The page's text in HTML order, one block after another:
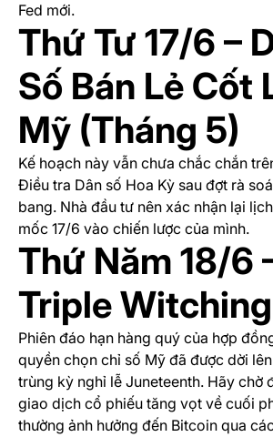
Fed mới.
Thứ Tư 17/6 –
Số Bán Lẻ Cốt
Mỹ (Tháng 5)
Kế hoạch này vẫn chưa chắc chắn
Điều tra Dân số Hoa Kỳ sau đợt rà
bang. Nhà đầu tư nên xác nhận lại
mốc 17/6 vào chiến lược của mình.
Thứ Năm 18/
Triple Witching
Phiên đáo hạn hàng quý của hợp
quyền chọn chỉ số Mỹ đã được dời
trùng kỳ nghỉ lễ Juneteenth. Hãy chờ
giao dịch cổ phiếu tăng vọt về cuối
thường ảnh hưởng đến Bitcoin qua